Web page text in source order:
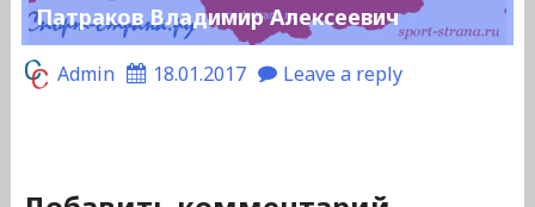
Патраков Владимир Алексеевич
Admin 18.01.2017 Leave a reply